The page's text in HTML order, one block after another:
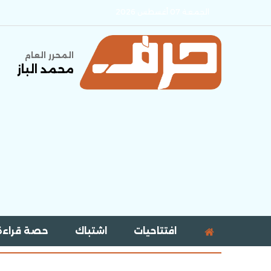
المحرر العام
محمد الباز
افتتاحيات اشتباك حصة